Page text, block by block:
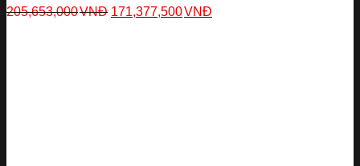
205,653,000VNĐ 171,377,500VNĐ